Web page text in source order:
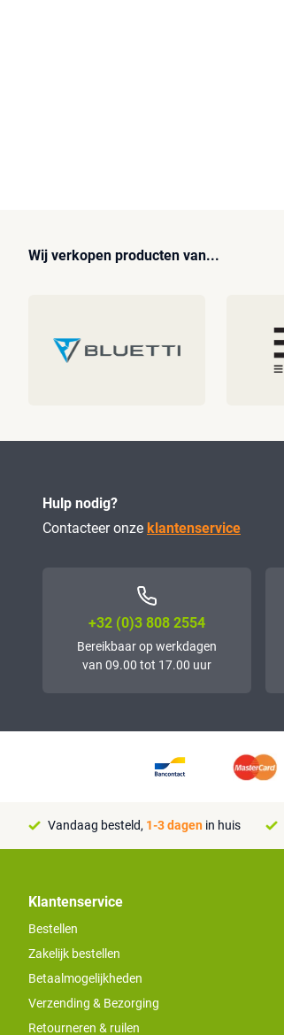
Wij verkopen producten van...
Hulp nodig?
Contacteer onze klantenservice
+32 (0)3 808 2554
Bereikbaar op werkdagen
van 09.00 tot 17.00 uur
Vandaag besteld, 1-3 dagen in huis
Klantenservice
Bestellen
Zakelijk bestellen
Betaalmogelijkheden
Verzending & Bezorging
Retourneren & ruilen